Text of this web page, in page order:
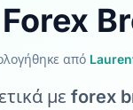
από
με forex